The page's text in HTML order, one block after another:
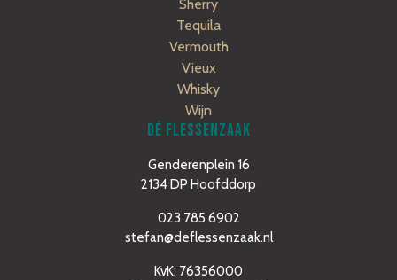
Sherry
Tequila
Vermouth
Vieux
Whisky
Wijn
DÉ FLESSENZAAK
Genderenplein 16
2134 DP Hoofddorp
023 785 6902
stefan@deflessenzaak.nl
KvK: 76356000